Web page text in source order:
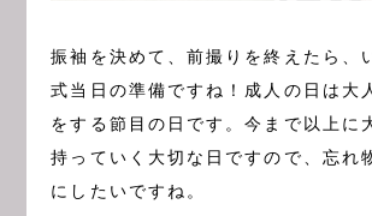
振袖を決めて、前撮りを終えたら、
式当日の準備ですね！成人の日は大
をする節目の日です。今まで以上に
持っていく大切な日ですので、忘れ
にしたいですね。